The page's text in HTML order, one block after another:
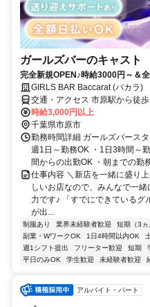
ガールズバーのキャスト
完全新規OPEN♪時給3000円～＆
GIRLS BAR Baccarat (バカラ)
交通・アクセス 市原駅から徒
時給3,000円以上
千葉県市原市
勤務時間詳細 ガールズバース
週1日～勤務OK ・1日3時間～
間からの出勤OK ・朝までの勤
仕事内容 ＼新店を一緒に盛り
しいお店なので、みんなで一
力です♪ 「すでにできている
が出...
制服あり 業界未経験者歓迎 短期（3ヵ
副業・WワークOK
1日4時間以内OK
週1シフト提出
フリーター歓迎 短期
平日のみOK
学生歓迎 未経験者歓迎
アルバイト・パート